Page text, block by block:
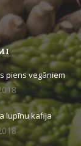
piens vegāniem
lupīnu kafija